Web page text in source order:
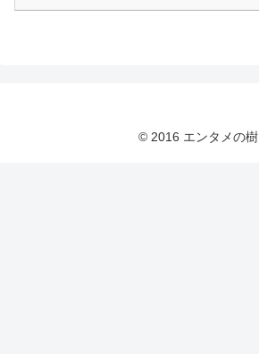
© 2016 エンタメの樹.